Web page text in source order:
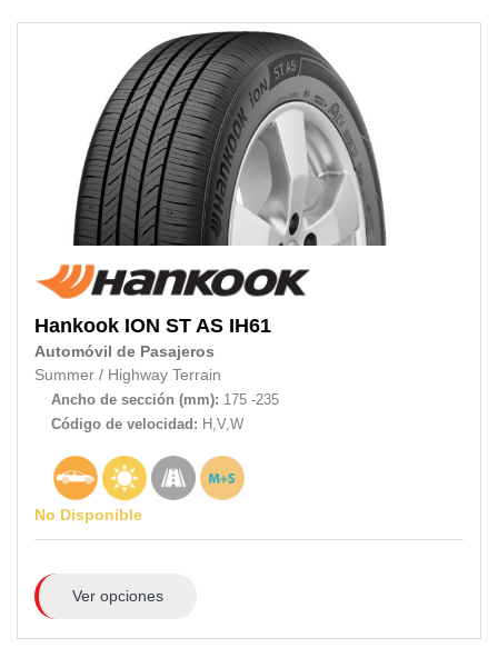
Hankook ION ST AS IH61
Automóvil de Pasajeros
Summer / Highway Terrain
Ancho de sección (mm): 175 -235
Código de velocidad: H,V,W
No Disponible
Ver opciones